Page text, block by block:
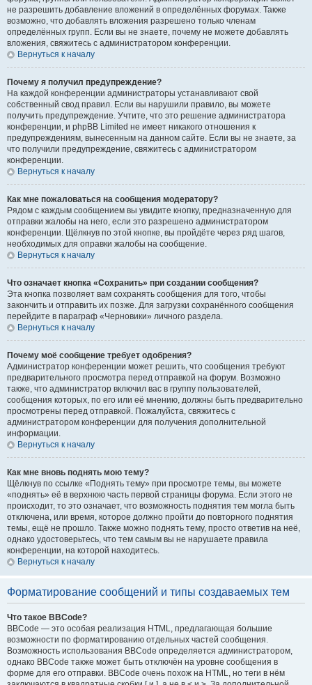
не разрешить добавление вложений в определённых форумах. Также
возможно, что добавлять вложения разрешено только членам
определённых групп. Если вы не знаете, почему не можете добавлять
вложения, свяжитесь с администратором конференции.
Вернуться к началу
Почему я получил предупреждение?
На каждой конференции администраторы устанавливают свой
собственный свод правил. Если вы нарушили правило, вы можете
получить предупреждение. Учтите, что это решение администратора
конференции, и phpBB Limited не имеет никакого отношения к
предупреждениям, вынесенным на данном сайте. Если вы не знаете, за
что получили предупреждение, свяжитесь с администратором
конференции.
Вернуться к началу
Как мне пожаловаться на сообщения модератору?
Рядом с каждым сообщением вы увидите кнопку, предназначенную для
отправки жалобы на него, если это разрешено администратором
конференции. Щёлкнув по этой кнопке, вы пройдёте через ряд шагов,
необходимых для оправки жалобы на сообщение.
Вернуться к началу
Что означает кнопка «Сохранить» при создании сообщения?
Эта кнопка позволяет вам сохранять сообщения для того, чтобы
закончить и отправить их позже. Для загрузки сохранённого сообщения
перейдите в параграф «Черновики» личного раздела.
Вернуться к началу
Почему моё сообщение требует одобрения?
Администратор конференции может решить, что сообщения требуют
предварительного просмотра перед отправкой на форум. Возможно
также, что администратор включил вас в группу пользователей,
сообщения которых, по его или её мнению, должны быть предварительно
просмотрены перед отправкой. Пожалуйста, свяжитесь с
администратором конференции для получения дополнительной
информации.
Вернуться к началу
Как мне вновь поднять мою тему?
Щёлкнув по ссылке «Поднять тему» при просмотре темы, вы можете
«поднять» её в верхнюю часть первой страницы форума. Если этого не
происходит, то это означает, что возможность поднятия тем могла быть
отключена, или время, которое должно пройти до повторного поднятия
темы, ещё не прошло. Также можно поднять тему, просто ответив на неё,
однако удостоверьтесь, что тем самым вы не нарушаете правила
конференции, на которой находитесь.
Вернуться к началу
Форматирование сообщений и типы создаваемых тем
Что такое BBCode?
BBCode — это особая реализация HTML, предлагающая большие
возможности по форматированию отдельных частей сообщения.
Возможность использования BBCode определяется администратором,
однако BBCode также может быть отключён на уровне сообщения в
форме для его отправки. BBCode очень похож на HTML, но теги в нём